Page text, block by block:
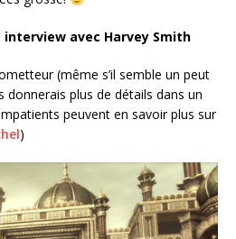
interview avec Harvey Smith
(même s’il semble un peut
plus de détails dans un
peuvent en savoir plus sur
)